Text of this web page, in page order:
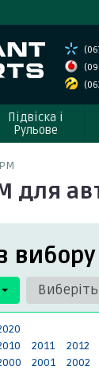
Підвіска і
Рульове
для
2011 2012
2001 2002